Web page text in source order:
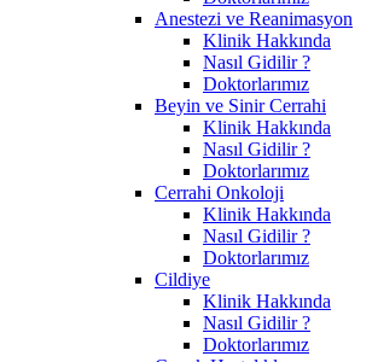
Anestezi ve Reanimasyon
Klinik Hakkında
Nasıl Gidilir ?
Doktorlarımız
Beyin ve Sinir Cerrahi
Klinik Hakkında
Nasıl Gidilir ?
Doktorlarımız
Cerrahi Onkoloji
Klinik Hakkında
Nasıl Gidilir ?
Doktorlarımız
Cildiye
Klinik Hakkında
Nasıl Gidilir ?
Doktorlarımız